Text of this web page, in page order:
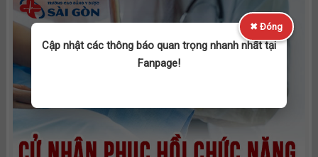
✖ Đóng
Cập nhật các thông báo quan trọng nhanh nhất tại
Fanpage!